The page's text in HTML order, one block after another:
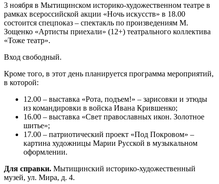
3 ноября в Мытищинском историко-художественном театре в
рамках всероссийской акции «Ночь искусств» в 18.00
состоится спецпоказ – спектакль по произведениям М.
Зощенко «Артисты приехали» (12+) театрального коллектива
«Тоже театр».
Вход свободный.
Кроме того, в этот день планируется программа мероприятий,
в которой:
12.00 – выставка «Рота, подъем!» – зарисовки и этюды
из командировки в войска Ивана Крившенко;
16.00 – выставка «Свет православных икон. Золотное
шитье»;
17.00 – патриотический проект «Под Покровом» –
картина художницы Марии Русской в музыкальном
оформлении.
Для справки. Мытищинский историко-художественный
музей, ул. Мира, д. 4.